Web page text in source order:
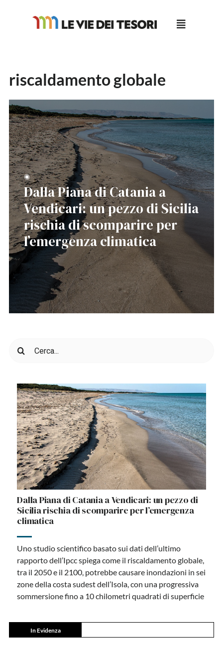
riscaldamento globale
◉
Dalla Piana di Catania a
Vendicari: un pezzo di Sicilia
rischia di scomparire per
l’emergenza climatica
per:
Dalla Piana di Catania a Vendicari: un pezzo di
Sicilia rischia di scomparire per l’emergenza
climatica
Uno studio scientifico basato sui dati dell’ultimo
rapporto dell’Ipcc spiega come il riscaldamento globale,
tra il 2050 e il 2100, potrebbe causare inondazioni in sei
zone della costa sudest dell’Isola, con una progressiva
sommersione fino a 10 chilometri quadrati di superficie
In Evidenza